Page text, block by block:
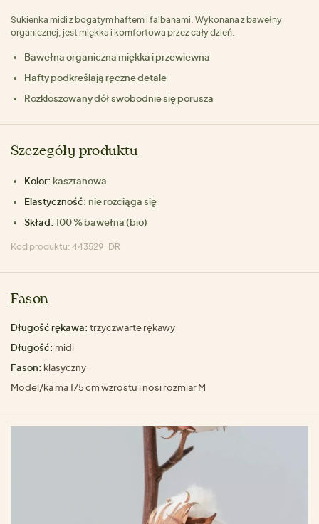
Sukienka midi z bogatym haftem i falbanami. Wykonana z bawełny
organicznej, jest miękka i komfortowa przez cały dzień.
Bawełna organiczna miękka i przewiewna
Hafty podkreślają ręczne detale
Rozkloszowany dół swobodnie się porusza
Szczegóły produktu
Kolor: kasztanowa
Elastyczność: nie rozciąga się
Skład: 100 % bawełna (bio)
Kod produktu: 443529-DR
Fason
Długość rękawa: trzyczwarte rękawy
Długość: midi
Fason: klasyczny
Model/ka ma 175 cm wzrostu i nosi rozmiar M